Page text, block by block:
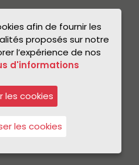
afin de fournir les
proposés sur notre
l’expérience de nos
d'informations
les cookies
les cookies